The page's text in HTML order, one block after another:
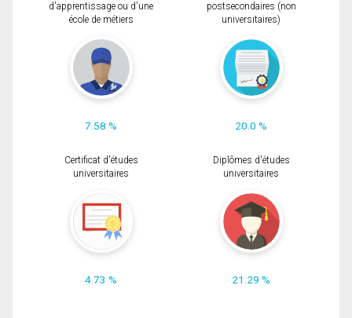
d'apprentissage ou d'une
école de métiers
7.58 %
postsecondaires (non
universitaires)
20.0 %
Certificat d'études
universitaires
4.73 %
Diplômes d'études
universitaires
21.29 %